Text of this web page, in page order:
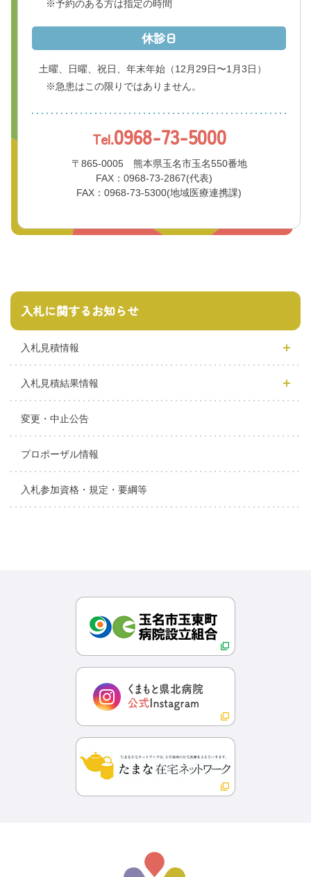
※予約のある方は指定の時間
休診日
土曜、日曜、祝日、年末年始 （12月29日〜1月3日）
※急患はこの限りではありません。
Tel.0968-73-5000
〒865-0005 熊本県玉名市玉名550番地
FAX：0968-73-2867(代表)
FAX：0968-73-5300(地域医療連携課)
入札に関するお知らせ
入札見積情報
入札見積結果情報
変更・中止公告
プロポーザル情報
入札参加資格・規定・要綱等